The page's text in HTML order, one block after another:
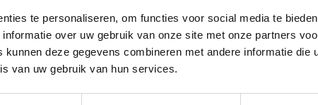
te personaliseren, om functies voor social media te
over uw gebruik van onze site met onze partners
deze gegevens combineren met andere informatie die
van uw gebruik van hun services.